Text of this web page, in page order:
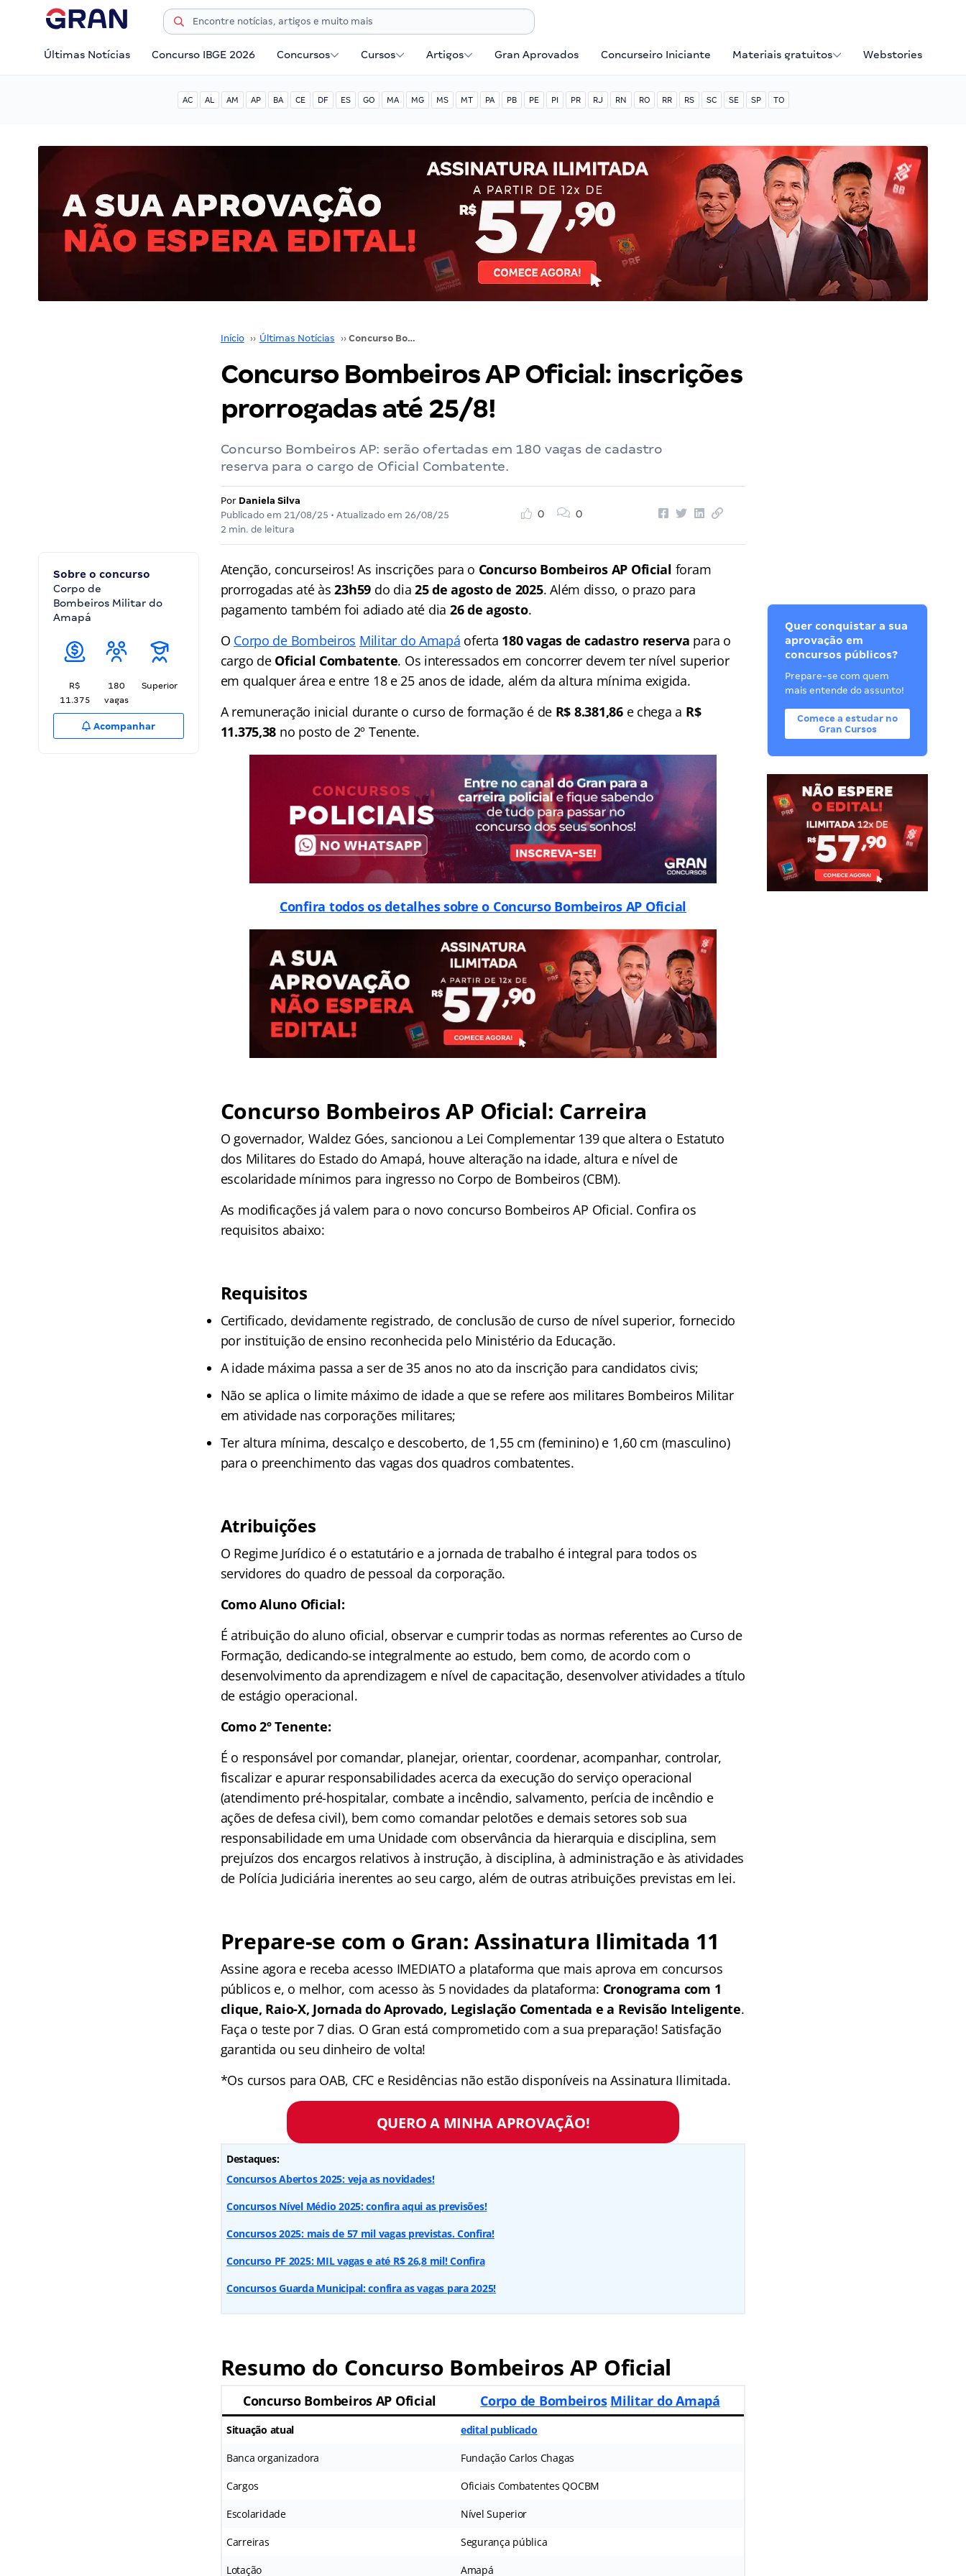
Últimas Notícias Concurso IBGE 2026 Concursos Cursos Artigos Gran Aprovados Concurseiro Iniciante Materiais gratuitos Webstories
AC AL AM AP BA CE DF ES GO MA MG MS MT PA PB PE PI PR RJ RN RO RR RS SC SE SP TO
Início ›› Últimas Notícias ›› Concurso Bombeiros AP Oficial: inscrições prorrogadas até 25/8!
Concurso Bombeiros AP Oficial: inscrições
prorrogadas até 25/8!
Concurso Bombeiros AP: serão ofertadas em 180 vagas de cadastro
reserva para o cargo de Oficial Combatente.
Por Daniela Silva
Publicado em 21/08/25 • Atualizado em 26/08/25
2 min. de leitura
0 0
Sobre o concurso
Corpo de
Bombeiros Militar do
Amapá
R$
11.375
180
vagas
Superior
Acompanhar
Atenção, concurseiros! As inscrições para o Concurso Bombeiros AP Oficial foram
prorrogadas até às23h59 do dia 25 de agosto de 2025. Além disso, o prazo para
pagamento também foi adiado até dia 26 de agosto.
O Corpo de Bombeiros Militar do Amapá oferta 180 vagas de cadastro reserva para o
cargo deOficial Combatente. Os interessados em concorrer devem ter nível superior
em qualquer área e entre 18 e 25 anos de idade, além da altura mínima exigida.
A remuneração inicial durante o curso de formação é de R$ 8.381,86e chega a R$
11.375,38 no posto de 2º Tenente.
Confira todos os detalhes sobre o Concurso Bombeiros AP Oficial
Concurso Bombeiros AP Oficial: Carreira
O governador, Waldez Góes, sancionou a Lei Complementar 139 que altera o Estatuto
dos Militares do Estado do Amapá, houve alteração na idade, altura e nível de
escolaridade mínimos para ingresso no Corpo de Bombeiros (CBM).
As modificações já valem para o novo concurso Bombeiros AP Oficial. Confira os
requisitos abaixo:
Requisitos
Certificado, devidamente registrado, de conclusão de curso de nível superior, fornecido
por instituição de ensino reconhecida pelo Ministério da Educação.
A idade máxima passa a ser de 35 anos no ato da inscrição para candidatos civis;
Não se aplica o limite máximo de idade a que se refere aos militares Bombeiros Militar
em atividade nas corporações militares;
Ter altura mínima, descalço e descoberto, de 1,55 cm (feminino) e 1,60 cm (masculino)
para o preenchimento das vagas dos quadros combatentes.
Atribuições
O Regime Jurídico é o estatutário e a jornada de trabalho é integral para todos os
servidores do quadro de pessoal da corporação.
Como Aluno Oficial:
É atribuição do aluno oficial, observar e cumprir todas as normas referentes ao Curso de
Formação, dedicando-se integralmente ao estudo, bem como, de acordo com o
desenvolvimento da aprendizagem e nível de capacitação, desenvolver atividades a título
de estágio operacional.
Como 2º Tenente:
É o responsável por comandar, planejar, orientar, coordenar, acompanhar, controlar,
fiscalizar e apurar responsabilidades acerca da execução do serviço operacional
(atendimento pré-hospitalar, combate a incêndio, salvamento, perícia de incêndio e
ações de defesa civil), bem como comandar pelotões e demais setores sob sua
responsabilidade em uma Unidade com observância da hierarquia e disciplina, sem
prejuízos dos encargos relativos à instrução, à disciplina, à administração e às atividades
de Polícia Judiciária inerentes ao seu cargo, além de outras atribuições previstas em lei.
Prepare-se com o Gran: Assinatura Ilimitada 11
Assine agora e receba acesso IMEDIATO a plataforma que mais aprova em concursos
públicos e, o melhor, com acesso às 5 novidades da plataforma: Cronograma com 1
clique, Raio-X, Jornada do Aprovado, Legislação Comentada e a Revisão Inteligente.
Faça o teste por 7 dias. O Gran está comprometido com a sua preparação! Satisfação
garantida ou seu dinheiro de volta!
*Os cursos para OAB, CFC e Residências não estão disponíveis na Assinatura Ilimitada.
QUERO A MINHA APROVAÇÃO!
Destaques:
Concursos Abertos 2025: veja as novidades!
Concursos Nível Médio 2025: confira aqui as previsões!
Concursos 2025: mais de 57 mil vagas previstas. Confira!
Concurso PF 2025: MIL vagas e até R$ 26,8 mil! Confira
Concursos Guarda Municipal: confira as vagas para 2025!
Resumo do Concurso Bombeiros AP Oficial
Concurso Bombeiros AP Oficial Corpo de Bombeiros Militar do Amapá
Situação atual edital publicado
Banca organizadora Fundação Carlos Chagas
Cargos Oficiais Combatentes QOCBM
Escolaridade Nível Superior
Carreiras Segurança pública
Lotação Amapá
Quer conquistar a sua
aprovação em
concursos públicos?
Prepare-se com quem
mais entende do assunto!
Comece a estudar no
Gran Cursos